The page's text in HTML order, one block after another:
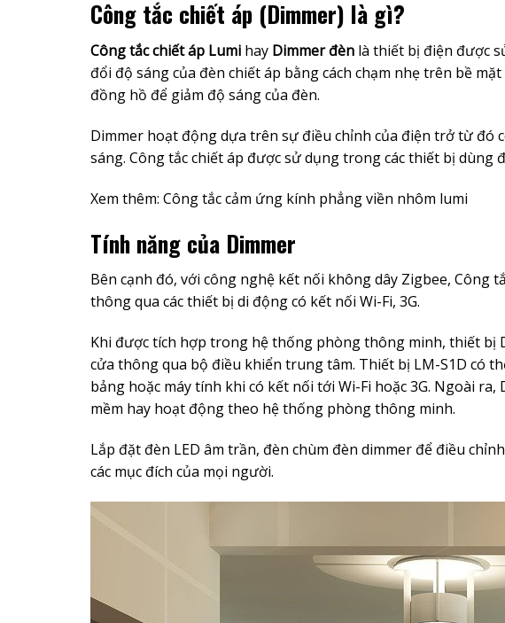
Công tắc chiết áp (Dimmer) là gì?
Công tắc chiết áp Lumi hay Dimmer đèn là thiết bị điện được
đổi độ sáng của đèn chiết áp bằng cách chạm nhẹ trên bề
đồng hồ để giảm độ sáng của đèn.
Dimmer hoạt động dựa trên sự điều chỉnh của điện trở từ đó
sáng. Công tắc chiết áp được sử dụng trong các thiết bị dùng
Xem thêm: Công tắc cảm ứng kính phẳng viền nhôm lumi
Tính năng của Dimmer
Bên cạnh đó, với công nghệ kết nối không dây Zigbee, Công
thông qua các thiết bị di động có kết nối Wi-Fi, 3G.
Khi được tích hợp trong hệ thống phòng thông minh, thiết bị
cửa thông qua bộ điều khiển trung tâm. Thiết bị LM-S1D có
bảng hoặc máy tính khi có kết nối tới Wi-Fi hoặc 3G. Ngoài
mềm hay hoạt động theo hệ thống phòng thông minh.
Lắp đặt đèn LED âm trần, đèn chùm đèn dimmer để điều
các mục đích của mọi người.